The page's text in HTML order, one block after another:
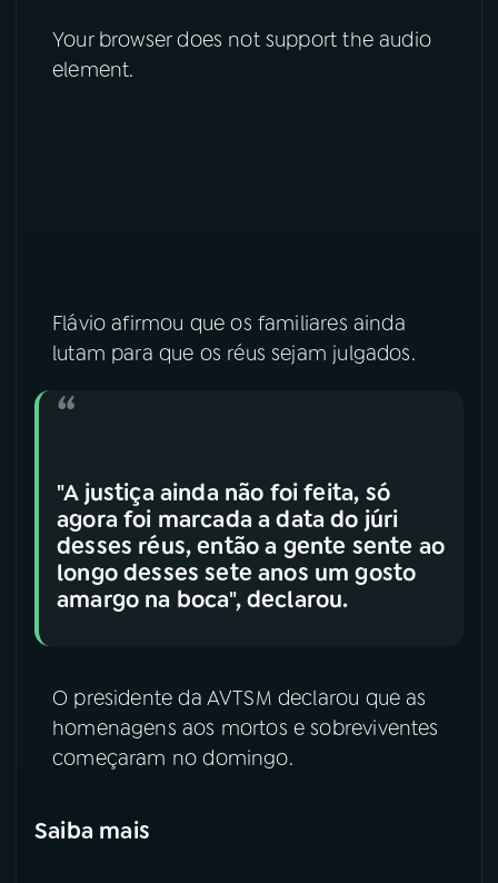
Instagram
Your browser does not support the audio
element.
Flávio afirmou que os familiares ainda
lutam para que os réus sejam julgados.
"A justiça ainda não foi feita, só
agora foi marcada a data do júri
desses réus, então a gente sente ao
longo desses sete anos um gosto
amargo na boca", declarou.
O presidente da AVTSM declarou que as
homenagens aos mortos e sobreviventes
começaram no domingo.
Saiba mais